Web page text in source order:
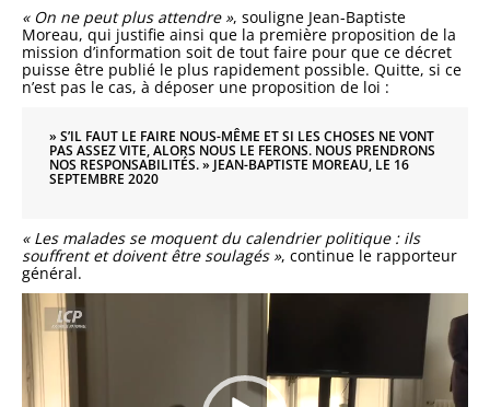
« On ne peut plus attendre », souligne Jean-Baptiste
Moreau, qui justifie ainsi que la première proposition de la
mission d’information soit de tout faire pour que ce décret
puisse être publié le plus rapidement possible. Quitte, si ce
n’est pas le cas, à déposer une proposition de loi :
» S’IL FAUT LE FAIRE NOUS-MÊME ET SI LES CHOSES NE VONT
PAS ASSEZ VITE, ALORS NOUS LE FERONS. NOUS PRENDRONS
NOS RESPONSABILITÉS. » JEAN-BAPTISTE MOREAU, LE 16
SEPTEMBRE 2020
« Les malades se moquent du calendrier politique : ils
souffrent et doivent être soulagés », continue le rapporteur
général.
Lecteur
vidéo